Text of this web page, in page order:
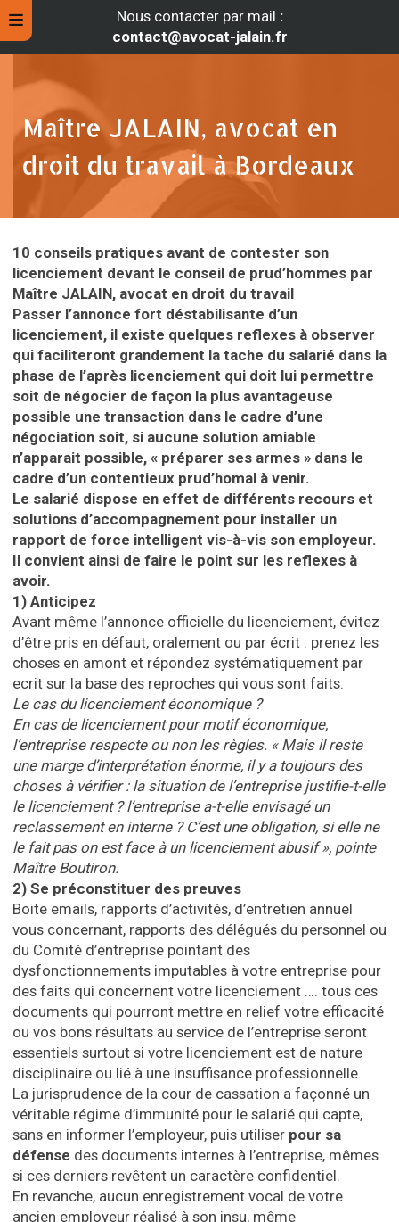
Nous contacter par mail :
contact@avocat-jalain.fr
Maître JALAIN, avocat en
droit du travail à Bordeaux
10 conseils pratiques avant de contester son
licenciement devant le conseil de prud’hommes par
Maître JALAIN, avocat en droit du travail
Passer l’annonce fort déstabilisante d’un
licenciement, il existe quelques reflexes à observer
qui faciliteront grandement la tache du salarié dans la
phase de l’après licenciement qui doit lui permettre
soit de négocier de façon la plus avantageuse
possible une transaction dans le cadre d’une
négociation soit, si aucune solution amiable
n’apparait possible, « préparer ses armes » dans le
cadre d’un contentieux prud’homal à venir.
Le salarié dispose en effet de différents recours et
solutions d’accompagnement pour installer un
rapport de force intelligent vis-à-vis son employeur.
Il convient ainsi de faire le point sur les reflexes à
avoir.
1) Anticipez
Avant même l’annonce officielle du licenciement, évitez
d’être pris en défaut, oralement ou par écrit : prenez les
choses en amont et répondez systématiquement par
ecrit sur la base des reproches qui vous sont faits.
Le cas du licenciement économique ?
En cas de licenciement pour motif économique,
l’entreprise respecte ou non les règles. « Mais il reste
une marge d’interprétation énorme, il y a toujours des
choses à vérifier : la situation de l’entreprise justifie-t-elle
le licenciement ? l’entreprise a-t-elle envisagé un
reclassement en interne ? C’est une obligation, si elle ne
le fait pas on est face à un licenciement abusif », pointe
Maître Boutiron.
2) Se préconstituer des preuves
Boite emails, rapports d’activités, d’entretien annuel
vous concernant, rapports des délégués du personnel ou
du Comité d’entreprise pointant des
dysfonctionnements imputables à votre entreprise pour
des faits qui concernent votre licenciement …. tous ces
documents qui pourront mettre en relief votre efficacité
ou vos bons résultats au service de l’entreprise seront
essentiels surtout si votre licenciement est de nature
disciplinaire ou lié à une insuffisance professionnelle.
La jurisprudence de la cour de cassation a façonné un
véritable régime d’immunité pour le salarié qui capte,
sans en informer l’employeur, puis utiliser pour sa
défense des documents internes à l’entreprise, mêmes
si ces derniers revêtent un caractère confidentiel.
En revanche, aucun enregistrement vocal de votre
ancien employeur réalisé à son insu, même